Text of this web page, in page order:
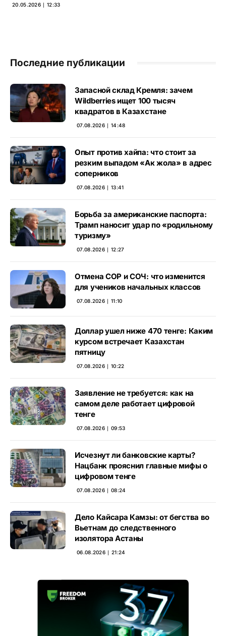
20.05.2026 ∣ 12:33
Последние публикации
Запасной склад Кремля: зачем
Wildberries ищет 100 тысяч
квадратов в Казахстане
07.08.2026 ∣ 14:48
Опыт против хайпа: что стоит за
резким выпадом «Ак жола» в адрес
соперников
07.08.2026 ∣ 13:41
Борьба за американские паспорта:
Трамп наносит удар по «родильному
туризму»
07.08.2026 ∣ 12:27
Отмена СОР и СОЧ: что изменится
для учеников начальных классов
07.08.2026 ∣ 11:10
Доллар ушел ниже 470 тенге: Каким
курсом встречает Казахстан
пятницу
07.08.2026 ∣ 10:22
Заявление не требуется: как на
самом деле работает цифровой
тенге
07.08.2026 ∣ 09:53
Исчезнут ли банковские карты?
Нацбанк прояснил главные мифы о
цифровом тенге
07.08.2026 ∣ 08:24
Дело Кайсара Камзы: от бегства во
Вьетнам до следственного
изолятора Астаны
06.08.2026 ∣ 21:24